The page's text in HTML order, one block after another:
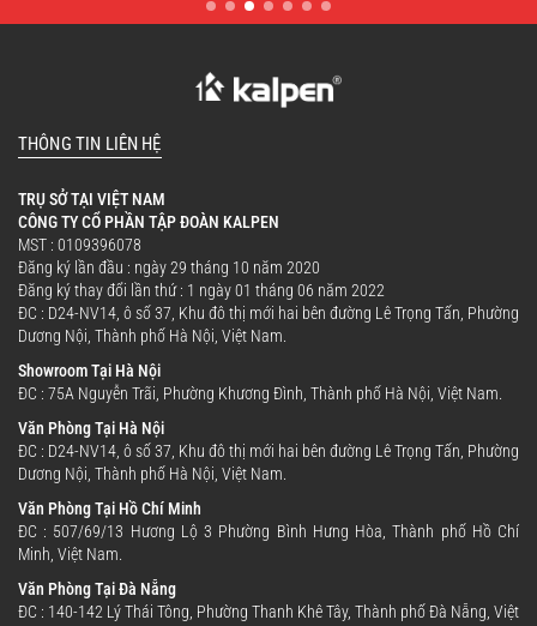
THÔNG TIN LIÊN HỆ
TRỤ SỞ TẠI VIỆT NAM
CÔNG TY CỔ PHẦN TẬP ĐOÀN KALPEN
MST : 0109396078
Đăng ký lần đầu : ngày 29 tháng 10 năm 2020
Đăng ký thay đổi lần thứ : 1 ngày 01 tháng 06 năm 2022
ĐC : D24-NV14, ô số 37, Khu đô thị mới hai bên đường Lê Trọng Tấn, Phường
Dương Nội, Thành phố Hà Nội, Việt Nam.
Showroom Tại Hà Nội
ĐC : 75A Nguyễn Trãi, Phường Khương Đình, Thành phố Hà Nội, Việt Nam.
Văn Phòng Tại Hà Nội
ĐC : D24-NV14, ô số 37, Khu đô thị mới hai bên đường Lê Trọng Tấn, Phường
Dương Nội, Thành phố Hà Nội, Việt Nam.
Văn Phòng Tại Hồ Chí Minh
ĐC : 507/69/13 Hương Lộ 3 Phường Bình Hưng Hòa, Thành phố Hồ Chí
Minh, Việt Nam.
Văn Phòng Tại Đà Nẵng
ĐC : 140-142 Lý Thái Tông, Phường Thanh Khê Tây, Thành phố Đà Nẵng, Việt